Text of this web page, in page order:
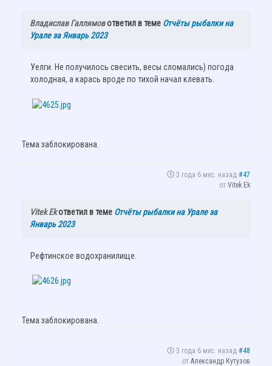
Владислав Галлямовответил в теме Отчёты рыбалки на
Урале за Январь 2023
Уелги. Не получилось свесить, весы сломались) погода
холодная, а карась вроде по тихой начал клевать.
Тема заблокирована.
3 года 6 мес. назад #47
от Vitek Ek
Vitek Ekответил в теме Отчёты рыбалки на Урале за
Январь 2023
Рефтинское водохранилище.
Тема заблокирована.
3 года 6 мес. назад #48
от Александр Кутузов